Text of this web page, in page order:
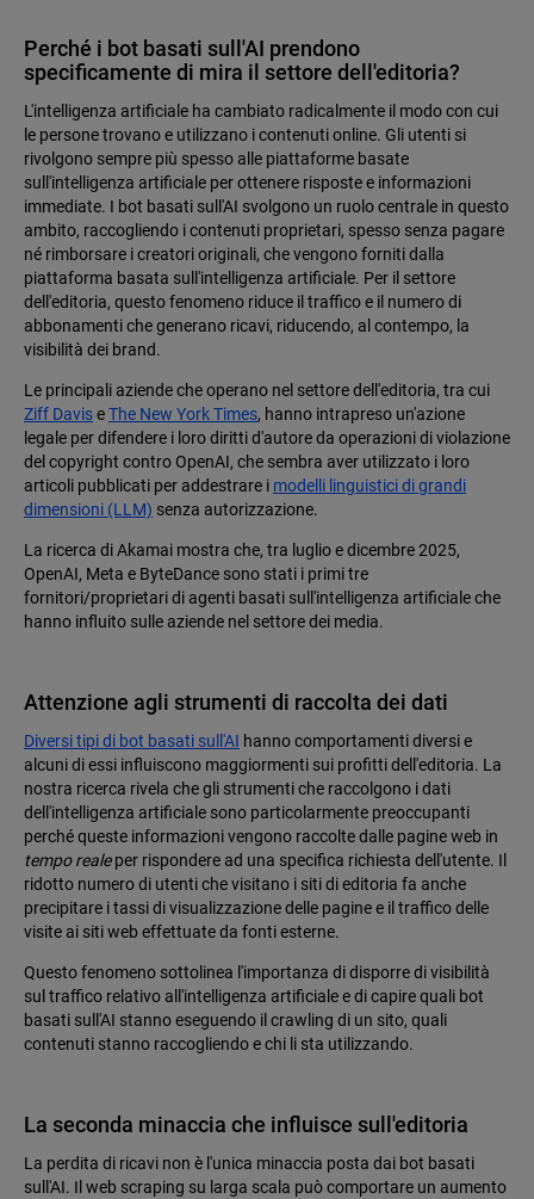
Perché i bot basati sull'AI prendono
specificamente di mira il settore dell'editoria?
L'intelligenza artificiale ha cambiato radicalmente il modo con cui
le persone trovano e utilizzano i contenuti online. Gli utenti si
rivolgono sempre più spesso alle piattaforme basate
sull'intelligenza artificiale per ottenere risposte e informazioni
immediate. I bot basati sull'AI svolgono un ruolo centrale in questo
ambito, raccogliendo i contenuti proprietari, spesso senza pagare
né rimborsare i creatori originali, che vengono forniti dalla
piattaforma basata sull'intelligenza artificiale. Per il settore
dell'editoria, questo fenomeno riduce il traffico e il numero di
abbonamenti che generano ricavi, riducendo, al contempo, la
visibilità dei brand.
Le principali aziende che operano nel settore dell'editoria, tra cui
Ziff DaviseThe New York Times, hanno intrapreso un'azione
legale per difendere i loro diritti d'autore da operazioni di violazione
del copyright contro OpenAI, che sembra aver utilizzato i loro
articoli pubblicati per addestrare i modelli linguistici di grandi
dimensioni (LLM) senza autorizzazione.
La ricerca di Akamai mostra che, tra luglio e dicembre 2025,
OpenAI, Meta e ByteDance sono stati i primi tre
fornitori/proprietari di agenti basati sull'intelligenza artificiale che
hanno influito sulle aziende nel settore dei media.
Attenzione agli strumenti di raccolta dei dati
Diversi tipi di bot basati sull'AI hanno comportamenti diversi e
alcuni di essi influiscono maggiormenti sui profitti dell'editoria. La
nostra ricerca rivela che gli strumenti che raccolgono i dati
dell'intelligenza artificiale sono particolarmente preoccupanti
perché queste informazioni vengono raccolte dalle pagine web in
tempo realeper rispondere ad una specifica richiesta dell'utente. Il
ridotto numero di utenti che visitano i siti di editoria fa anche
precipitare i tassi di visualizzazione delle pagine e il traffico delle
visite ai siti web effettuate da fonti esterne.
Questo fenomeno sottolinea l'importanza di disporre di visibilità
sul traffico relativo all'intelligenza artificiale e di capire quali bot
basati sull'AI stanno eseguendo il crawling di un sito, quali
contenuti stanno raccogliendo e chi li sta utilizzando.
La seconda minaccia che influisce sull'editoria
La perdita di ricavi non è l'unica minaccia posta dai bot basati
sull'AI. Il web scraping su larga scala può comportare un aumento